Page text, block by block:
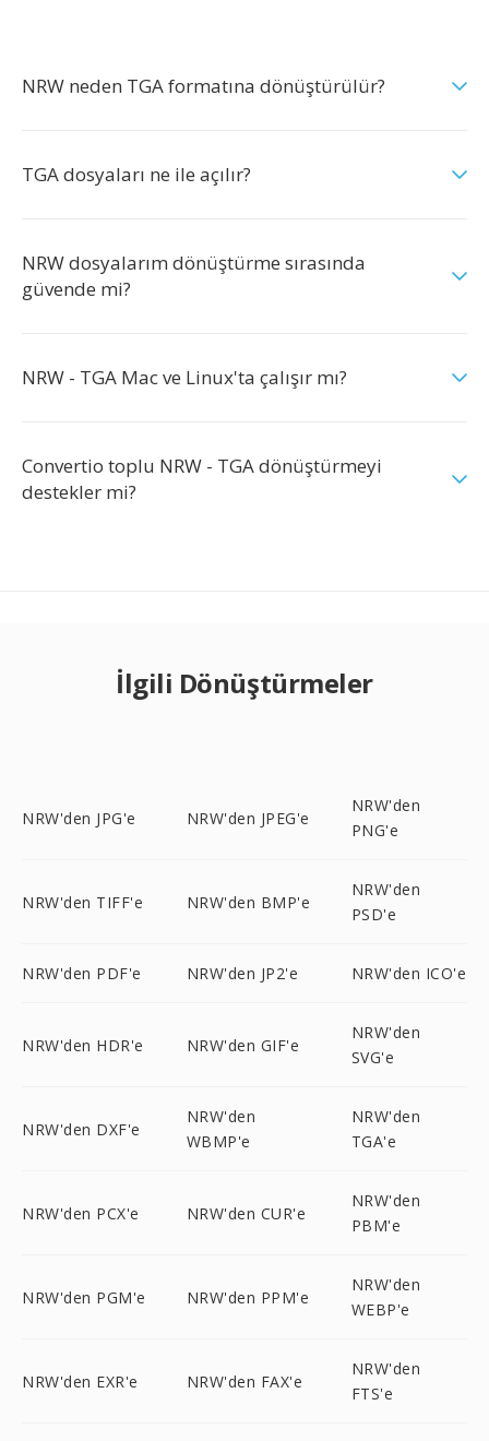
NRW neden TGA formatına dönüştürülür?
TGA dosyaları ne ile açılır?
NRW dosyalarım dönüştürme sırasında
güvende mi?
NRW - TGA Mac ve Linux'ta çalışır mı?
Convertio toplu NRW - TGA dönüştürmeyi
destekler mi?
İlgili Dönüştürmeler
NRW'den JPG'e NRW'den JPEG'e
NRW'den
PNG'e
NRW'den TIFF'e NRW'den BMP'e
NRW'den
PSD'e
NRW'den PDF'e NRW'den JP2'e NRW'den ICO'e
NRW'den HDR'e NRW'den GIF'e
NRW'den
SVG'e
NRW'den DXF'e
NRW'den
WBMP'e
NRW'den
TGA'e
NRW'den PCX'e NRW'den CUR'e
NRW'den
PBM'e
NRW'den PGM'e NRW'den PPM'e
NRW'den
WEBP'e
NRW'den EXR'e NRW'den FAX'e
NRW'den
FTS'e